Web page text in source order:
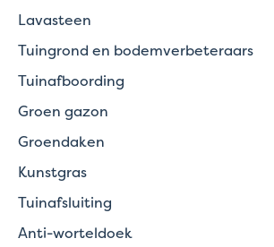
Lavasteen
Tuingrond en bodemverbeteraars
Tuinafboording
Groen gazon
Groendaken
Kunstgras
Tuinafsluiting
Anti-worteldoek